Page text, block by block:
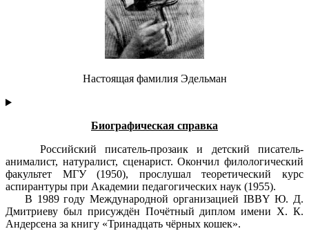
Настоящая фамилия Эдельман
Биографическая справка
Российский писатель-прозаик и детский писатель-
анималист, натуралист, сценарист. Окончил филологический
факультет МГУ (1950), прослушал теоретический курс
аспирантуры при Академии педагогических наук (1955).
В 1989 году Международной организацией IBBY Ю. Д.
Дмитриеву был присуждён Почётный диплом имени Х. К.
Андерсена за книгу «Тринадцать чёрных кошек».